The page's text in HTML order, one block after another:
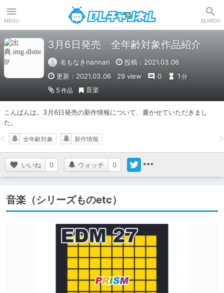
MENU SEARCH
3月6日発売 全年齢対象作品紹介
名もなきnannan
投稿：2021.03.06
更新：2021.03.06
29 view 0 1 分
5作品 音楽
こんばんは。3月6日発売の新作情報について、書かせていただきまし
た。
いいね 0 ウォッチ 0
全年齢対象 新作情報
音楽（シリーズものetc）